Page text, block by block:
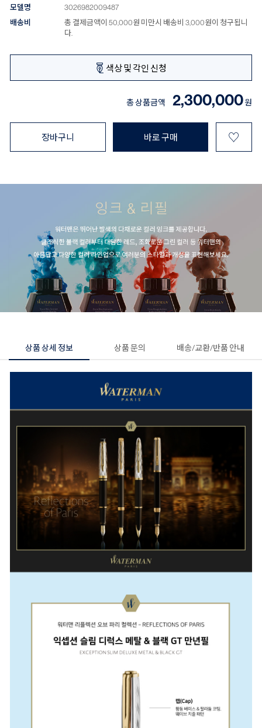
모델명
3026982009487
배송비
총 결제금액이 50,000원 미만시 배송비 3,000원이 청구됩니
다.
색상 및 각인 신청
총 상품금액 2,300,000원
장바구니 바로 구매 ♡
상품 상세 정보 상품 문의 배송/교환/반품 안내